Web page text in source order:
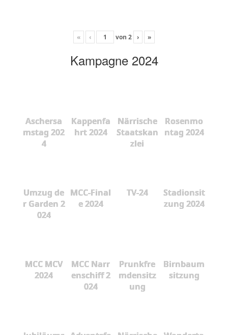
« ‹ von 2 › »
Kampagne 2024
Aschersa
mstag 202
4
Kappenfa
hrt 2024
Närrische
Staatskan
zlei
Rosenmo
ntag 2024
Umzug de
r Garden 2
024
MCC-Final
e 2024
TV-24
Stadionsit
zung 2024
MCC MCV
2024
MCC Narr
enschiff 2
024
Prunkfre
mdensitz
ung
Birnbaum
sitzung